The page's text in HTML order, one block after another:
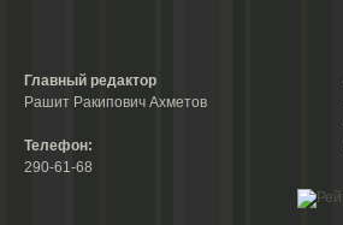
Главный редактор
Рашит Ракипович Ахметов
Телефон:
290-61-68